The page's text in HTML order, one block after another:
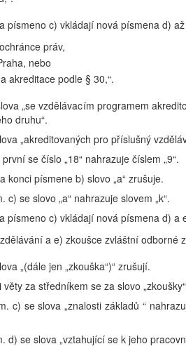
písmeno c) vkládají nová písmena d)
práv,
nebo
akreditace podle § 30,“.
„se vzdělávacím programem
druhu“.
„akreditovaných pro příslušný
se číslo „18“ nahrazuje číslem „9“.
konci písmene b) slovo „a“ zrušuje.
se slovo „a“ nahrazuje slovem „k“.
písmeno c) vkládají nová písmena d) a
a e) zkoušce zvláštní odborné
„(dále jen „zkouška“)“ zrušují.
za středníkem se za slovo
c) se slova „znalosti základů “
d) se slova „vztahující se k jeho